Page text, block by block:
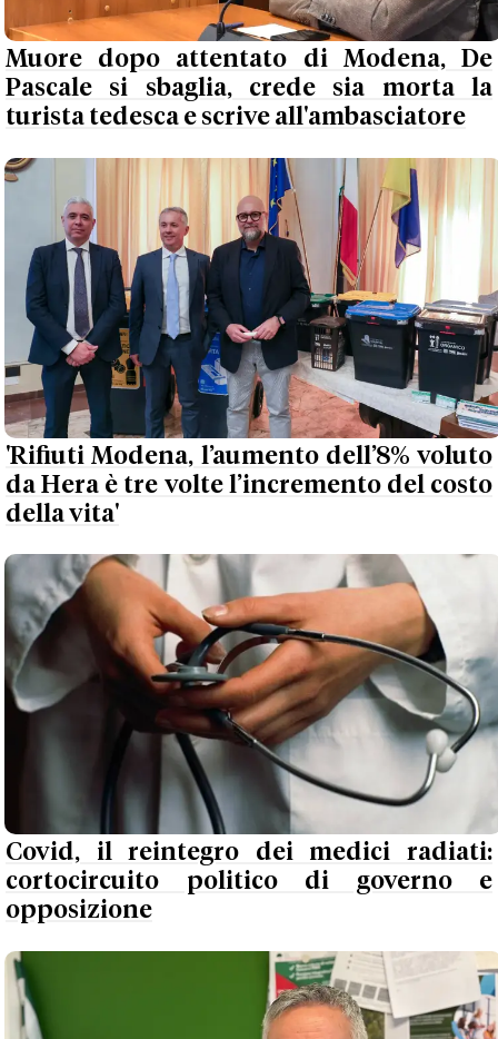
Muore dopo attentato di Modena, De
Pascale si sbaglia, crede sia morta la
turista tedesca e scrive all'ambasciatore
'Rifiuti Modena, l’aumento dell’8% voluto
da Hera è tre volte l’incremento del costo
della vita'
Covid, il reintegro dei medici radiati:
cortocircuito politico di governo e
opposizione